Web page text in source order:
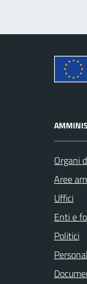
Organi
Aree
Uffici
Enti e
Politici